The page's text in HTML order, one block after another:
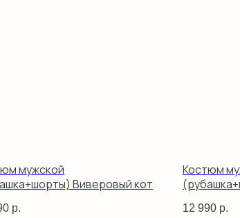
мужской
Виверовый кот
р.
Костюм
12 990 р.